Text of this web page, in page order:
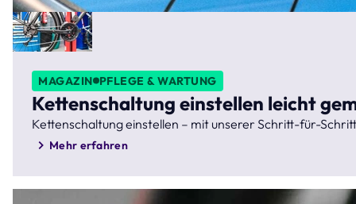
MAGAZIN PFLEGE & WARTUNG
Kettenschaltung einstellen leicht
Kettenschaltung einstellen – mit unserer Schritt-für-
Mehr erfahren